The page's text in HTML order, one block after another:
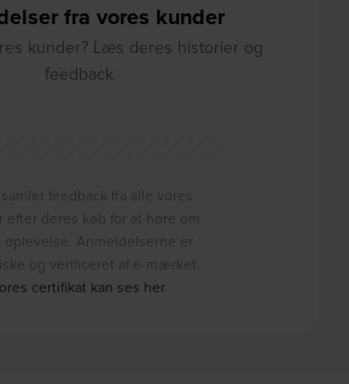
fra vores kunder
kunder? Læs deres historier og
feedback
feedback fra alle vores
efter deres køb for at høre om
oplevelse. Anmeldelserne er
og verificeret af e-mærket.
certifikat kan ses her.